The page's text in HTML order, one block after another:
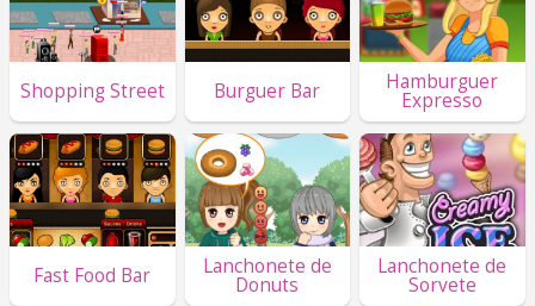
Shopping Street Burguer Bar Hamburguer
Expresso
Fast Food Bar Lanchonete de
Donuts
Lanchonete de
Sorvete